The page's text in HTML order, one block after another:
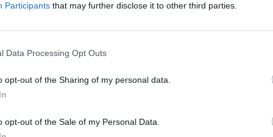
Participants that may further disclose it to other third parties.
Data Processing Opt Outs
opt-out of the Sharing of my personal data.
opt-out of the Sale of my Personal Data.
ειδικών επιστημόνων που πλαισιώνουν την
περιοχών ψεκασμού ;
βιολογικά προϊόντα , και τι επιπτώσεις
τους «βιολογικά»;
μελέτη του προγράμματος, και αν όχι γιατί ;